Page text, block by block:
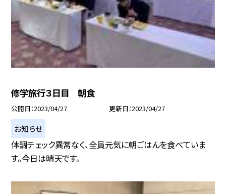
修学旅行３日目 朝食
公開日 2023/04/27 更新日 2023/04/27
お知らせ
体調チェック異常なく、全員元気に朝ごはんを食べていま
す。今日は晴天です。